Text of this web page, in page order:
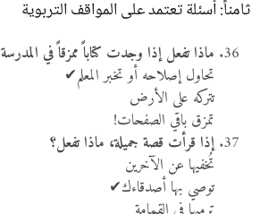
ثامناً: أسئلة تعتمد على المواقف التربوية
ماذا تفعل إذا وجدت كتاباً ممزقاً في
تحاول إصلاحه أو تخبر المعلم✔
تتركه على الأرض
تمزق باقي الصفحات!
إذا قرأت قصة جميلة، ماذا تفعل؟
تُخفيها عن الآخرين
توصي بها أصدقاءك✔